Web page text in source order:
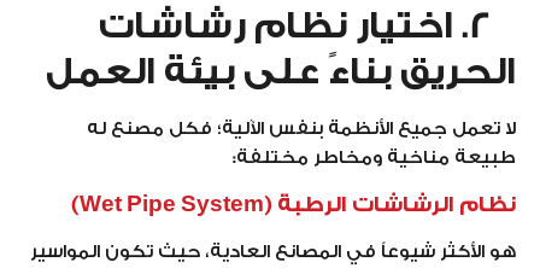
2. اختيار نظام رشاشات
الحريق بناءً على بيئة العمل
لا تعمل جميع الأنظمة بنفس الآلية؛ فكل مصنع له
طبيعة مناخية ومخاطر مختلفة:
نظام الرشاشات الرطبة (Wet Pipe System)
هو الأكثر شيوعاً في المصانع العادية، حيث تكون المواسير